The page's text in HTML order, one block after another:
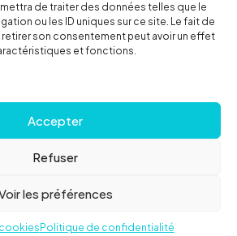
de traiter des données telles que le
ou les ID uniques sur ce site. Le fait de
son consentement peut avoir un effet
et fonctions.
Accepter
Refuser
les préférences
Politique de confidentialité
Ma liste
FAQ
| Tous droits réservés |